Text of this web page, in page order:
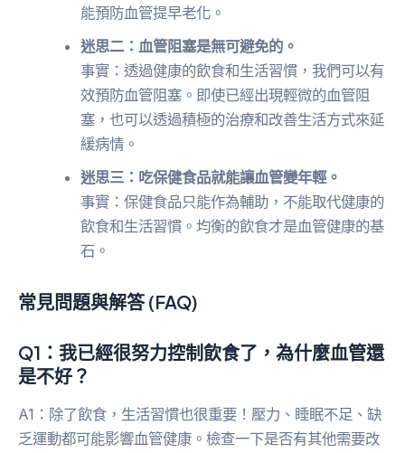
能預防血管提早老化。
迷思二：血管阻塞是無可避免的。
事實：透過健康的飲食和生活習慣，我們可以有
效預防血管阻塞。即使已經出現輕微的血管阻
塞，也可以透過積極的治療和改善生活方式來延
緩病情。
迷思三：吃保健食品就能讓血管變年輕。
事實：保健食品只能作為輔助，不能取代健康的
飲食和生活習慣。均衡的飲食才是血管健康的基
石。
常見問題與解答 (FAQ)
Q1：我已經很努力控制飲食了，為什麼血管還
是不好？
A1：除了飲食，生活習慣也很重要！壓力、睡眠不足、缺
乏運動都可能影響血管健康。檢查一下是否有其他需要改